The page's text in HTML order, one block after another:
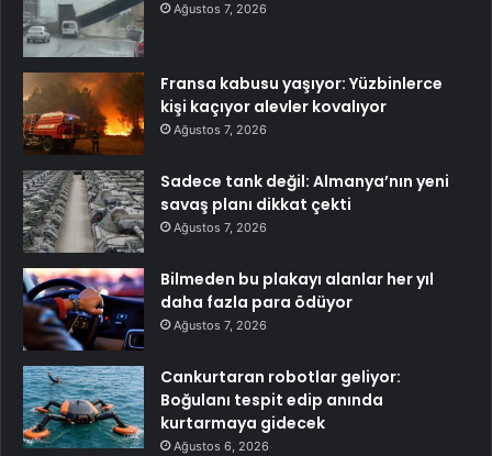
Ağustos 7, 2026
Fransa kabusu yaşıyor: Yüzbinlerce
kişi kaçıyor alevler kovalıyor
Ağustos 7, 2026
Sadece tank değil: Almanya’nın yeni
savaş planı dikkat çekti
Ağustos 7, 2026
Bilmeden bu plakayı alanlar her yıl
daha fazla para ödüyor
Ağustos 7, 2026
Cankurtaran robotlar geliyor:
Boğulanı tespit edip anında
kurtarmaya gidecek
Ağustos 6, 2026